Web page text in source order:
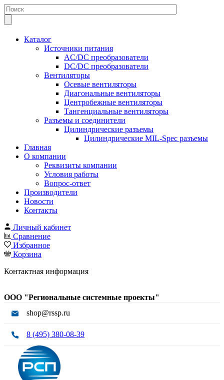
Каталог
Источники питания
AC/DC преобразователи
DC/DC преобразователи
Вентиляторы
Осевые вентиляторы
Диагональные вентиляторы
Центробежные вентиляторы
Тангенциальные вентиляторы
Разъемы и соединители
Цилиндрические разъемы
Цилиндрические MIL-Spec разъемы
Главная
О компании
Реквизиты компании
Условия работы
Вопрос-ответ
Производители
Новости
Контакты
Личный кабинет
Сравнение
Избранное
Корзина
Контактная информация
ООО "Региональные системные проекты"
shop@rssp.ru
8 (495) 380-08-39